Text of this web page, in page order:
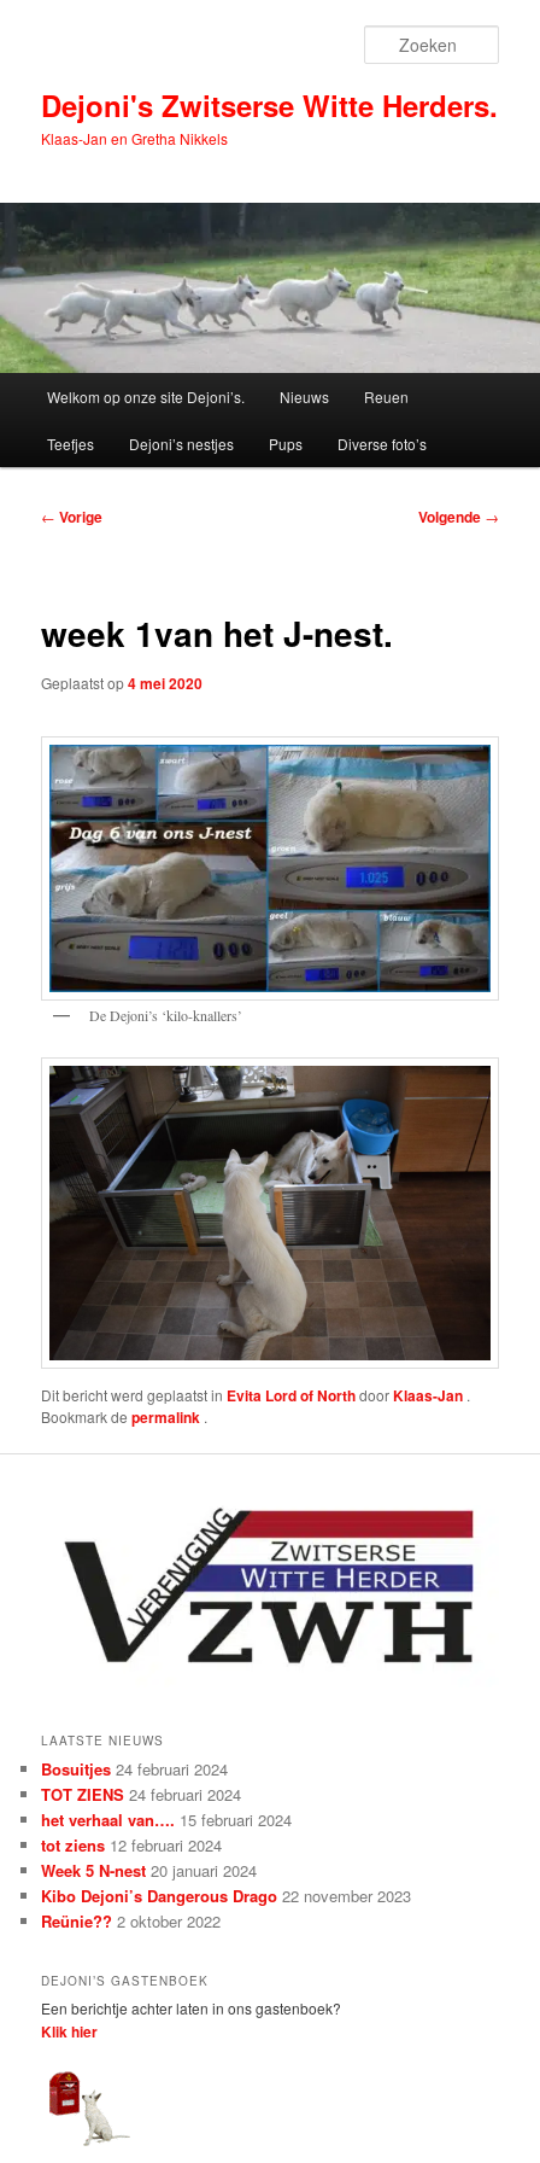
inhoudDejoni's Zwitserse Witte Herders.
Klaas-Jan en Gretha Nikkels
Welkom op onze site Dejoni’s. Nieuws Reuen
Teefjes Dejoni’s nestjes Pups Diverse foto’s
Bericht
← Vorige Volgende →
week 1van het J-nest.
Geplaatst op4 mei 2020
De Dejoni’s ‘kilo-knallers’
Dit bericht werd geplaatst in Evita Lord of NorthdoorKlaas-Jan .
Bookmark depermalink .
LAATSTE NIEUWS
Bosuitjes 24 februari 2024
TOT ZIENS 24 februari 2024
het verhaal van…. 15 februari 2024
tot ziens 12 februari 2024
Week 5 N-nest 20 januari 2024
Kibo Dejoni’s Dangerous Drago 22 november 2023
Reünie?? 2 oktober 2022
DEJONI’S GASTENBOEK
Een berichtje achter laten in ons gastenboek?
Klik hier